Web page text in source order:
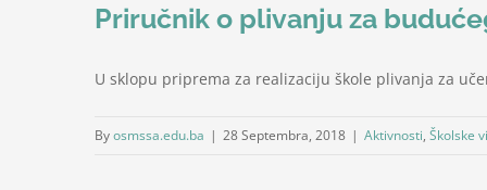
Priručnik o plivanju za
U sklopu priprema za realizaciju škole plivanja za
Byosmssa.edu.ba | 28 Septembra, 2018 | Aktivnosti, Školske